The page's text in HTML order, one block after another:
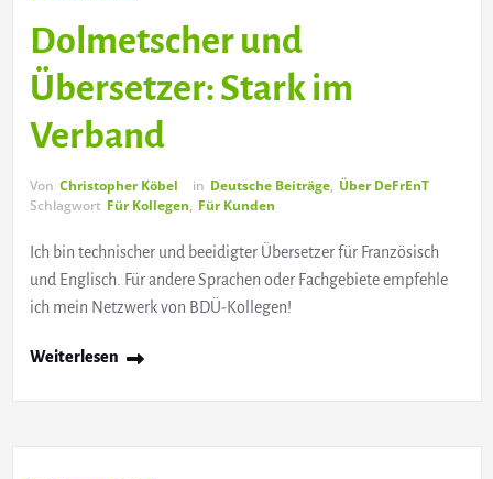
Dolmetscher und
Übersetzer: Stark im
Verband
Von Christopher Köbel in Deutsche Beiträge, Über DeFrEnT
Schlagwort Für Kollegen, Für Kunden
Ich bin technischer und beeidigter Übersetzer für Französisch
und Englisch. Für andere Sprachen oder Fachgebiete empfehle
ich mein Netzwerk von BDÜ-Kollegen!
Weiterlesen